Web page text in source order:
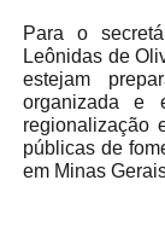
Para o
Leônidas de
estejam
organizada e
regionalização
públicas de
em Minas